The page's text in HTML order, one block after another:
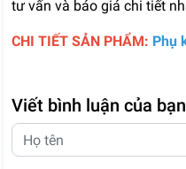
tư vấn và báo giá chi tiết
CHI TIẾT SẢN PHẨM: Phụ
Viết bình luận của bạn